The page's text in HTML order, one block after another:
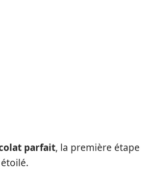
parfait, la première étape